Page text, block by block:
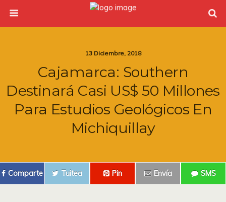
13 Diciembre, 2018
Cajamarca: Southern
Destinará Casi US$ 50 Millones
Para Estudios Geológicos En
Michiquillay
Comparte Tuitea Pin Envía SMS